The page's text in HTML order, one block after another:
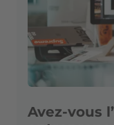
Avez-vous